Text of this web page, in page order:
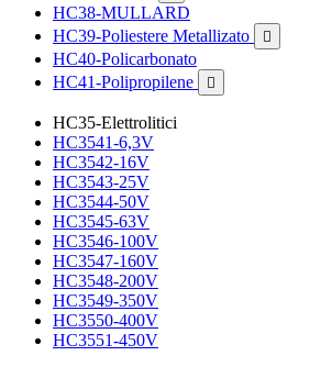
HC38-MULLARD
HC39-Poliestere Metallizato

HC40-Policarbonato
HC41-Polipropilene

HC35-Elettrolitici
HC3541-6,3V
HC3542-16V
HC3543-25V
HC3544-50V
HC3545-63V
HC3546-100V
HC3547-160V
HC3548-200V
HC3549-350V
HC3550-400V
HC3551-450V